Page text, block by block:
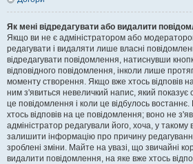
Як мені відредагувати або видалити
Якщо ви не є адміністратором або
редагувати і видаляти лише власні
відредагувати повідомлення, натиснувши
відповідного повідомлення, інколи лише
моменту створення. Якщо вже хтось відповів
ним з'явиться невеличкий напис, який показує
це повідомлення і коли це відбулось
хтось відповів на це повідомлення; воно не
адміністратор редагували його, хоча, у
залишити інформацію про причину
зроблені зміни. Майте на увазі, що звичайні
видалити повідомлення, на яке вже хтось